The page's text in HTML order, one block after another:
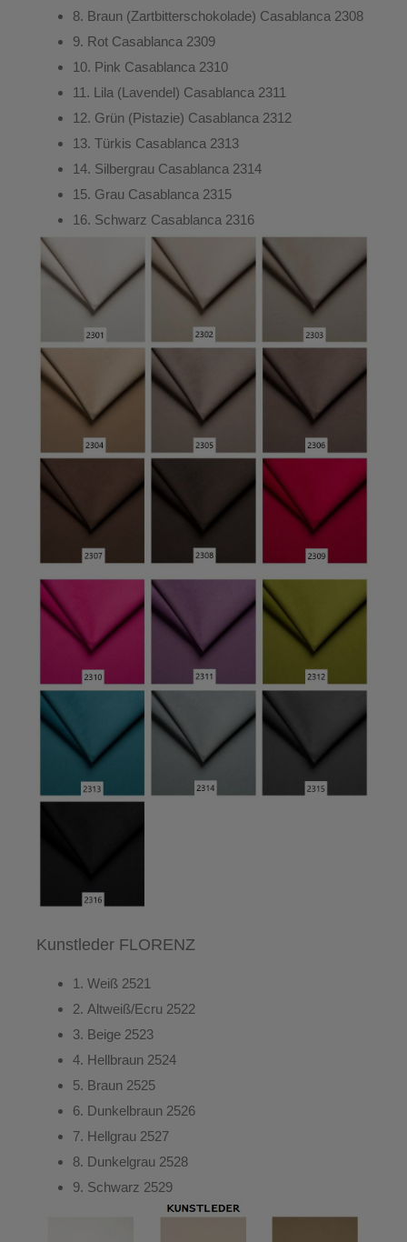
8. Braun (Zartbitterschokolade) Casablanca 2308
9. Rot Casablanca 2309
10. Pink Casablanca 2310
11. Lila (Lavendel) Casablanca 2311
12. Grün (Pistazie) Casablanca 2312
13. Türkis Casablanca 2313
14. Silbergrau Casablanca 2314
15. Grau Casablanca 2315
16. Schwarz Casablanca 2316
Kunstleder FLORENZ
1. Weiß 2521
2. Altweiß/Ecru 2522
3. Beige 2523
4. Hellbraun 2524
5. Braun 2525
6. Dunkelbraun 2526
7. Hellgrau 2527
8. Dunkelgrau 2528
9. Schwarz 2529